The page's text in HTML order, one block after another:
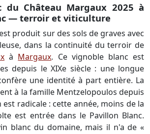
du Château Margaux 2025 à
— terroir et viticulture
produit sur des sols de graves avec
dans la continuité du terroir de
à Margaux. Ce vignoble blanc est
depuis le XIXe siècle : une longue
une identité à part entière. La
à la famille Mentzelopoulos depuis
est radicale : cette année, moins de la
est entrée dans le Pavillon Blanc.
blanc du domaine, mais il n'a de «